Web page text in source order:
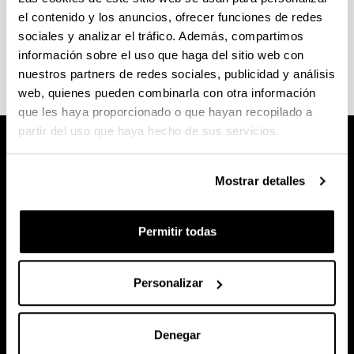
el contenido y los anuncios, ofrecer funciones de redes
sociales y analizar el tráfico. Además, compartimos
información sobre el uso que haga del sitio web con
nuestros partners de redes sociales, publicidad y análisis
web, quienes pueden combinarla con otra información
que les haya proporcionado o que hayan recopilado a
partir del uso que haya hecho de sus servicios.
Mostrar detalles
Permitir todas
Personalizar
Denegar
Consulta el calendario académico y las fechas de
exámenes
en la web de la Facultad de Ciencia y
Tecnología.